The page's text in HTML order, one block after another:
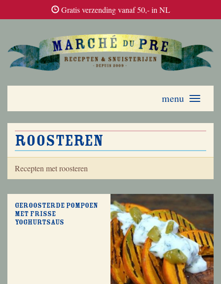
Gratis verzending vanaf 50,- in NL
Toggle
menu
roosteren
Recepten met roosteren
Geroosterde pompoen
met frisse
yoghurtsaus